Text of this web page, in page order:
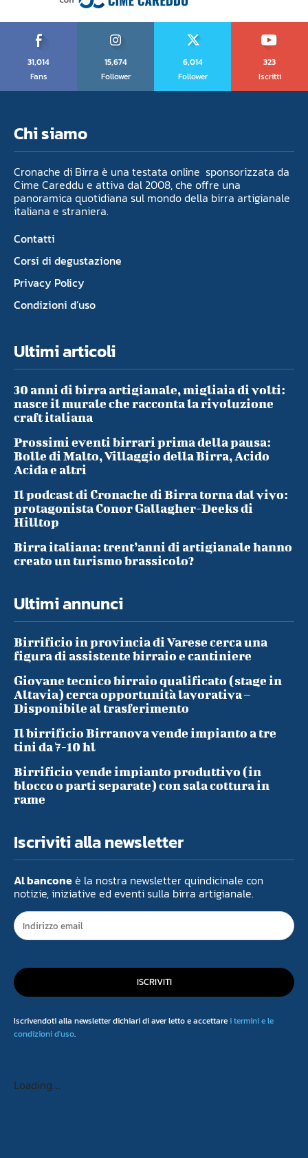
31,014
Fans
15,674
Follower
6,014
Follower
323
Iscritti
Chi siamo
Cronache di Birra è una testata online sponsorizzata da
Cime Careddu e attiva dal 2008, che offre una
panoramica quotidiana sul mondo della birra artigianale
italiana e straniera.
Contatti
Corsi di degustazione
Privacy Policy
Condizioni d’uso
Ultimi articoli
30 anni di birra artigianale, migliaia di volti:
nasce il murale che racconta la rivoluzione
craft italiana
Prossimi eventi birrari prima della pausa:
Bolle di Malto, Villaggio della Birra, Acido
Acida e altri
Il podcast di Cronache di Birra torna dal vivo:
protagonista Conor Gallagher-Deeks di
Hilltop
Birra italiana: trent’anni di artigianale hanno
creato un turismo brassicolo?
Ultimi annunci
Birrificio in provincia di Varese cerca una
figura di assistente birraio e cantiniere
Giovane tecnico birraio qualificato (stage in
Altavia) cerca opportunità lavorativa –
Disponibile al trasferimento
Il birrificio Birranova vende impianto a tre
tini da 7-10 hl
Birrificio vende impianto produttivo (in
blocco o parti separate) con sala cottura in
rame
Iscriviti alla newsletter
Al banconeè la nostra newsletter quindicinale con
notizie, iniziative ed eventi sulla birra artigianale.
ISCRIVITI
Iscrivendoti alla newsletter dichiari di aver letto e accettarei termini e le
condizioni d'uso.
Loading...